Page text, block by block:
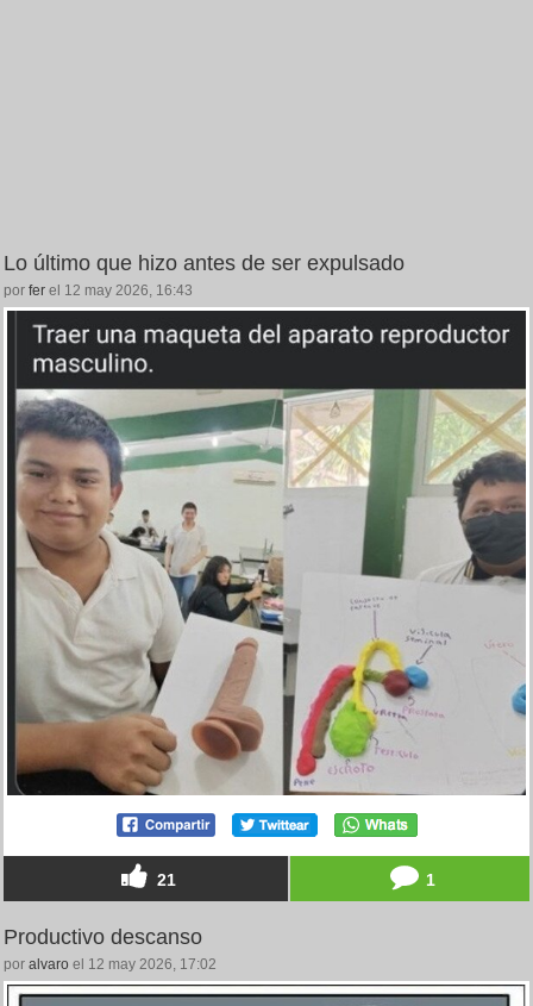
Lo último que hizo antes de ser expulsado
por fer el 12 may 2026, 16:43
21 1
Productivo descanso
por alvaro el 12 may 2026, 17:02